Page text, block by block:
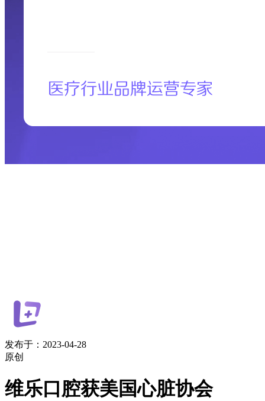
发布于：2023-04-28
原创
维乐口腔获美国心脏协会